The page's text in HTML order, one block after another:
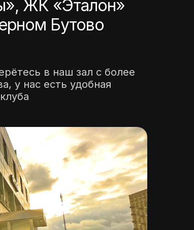
ЖК «Эталон»
Бутово
в наш зал с более
у нас есть удобная